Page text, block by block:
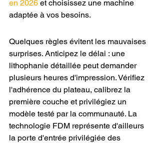
en 2026 et choisissez une machine
adaptée à vos besoins.
Quelques règles évitent les mauvaises
surprises. Anticipez le délai : une
lithophanie détaillée peut demander
plusieurs heures d'impression. Vérifiez
l'adhérence du plateau, calibrez la
première couche et privilégiez un
modèle testé par la communauté. La
technologie FDM représente d'ailleurs
la porte d'entrée privilégiée des